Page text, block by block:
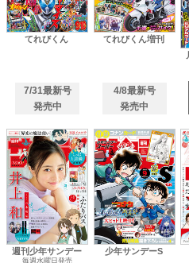
7/31最新号
発売中
4/8最新号
発売中